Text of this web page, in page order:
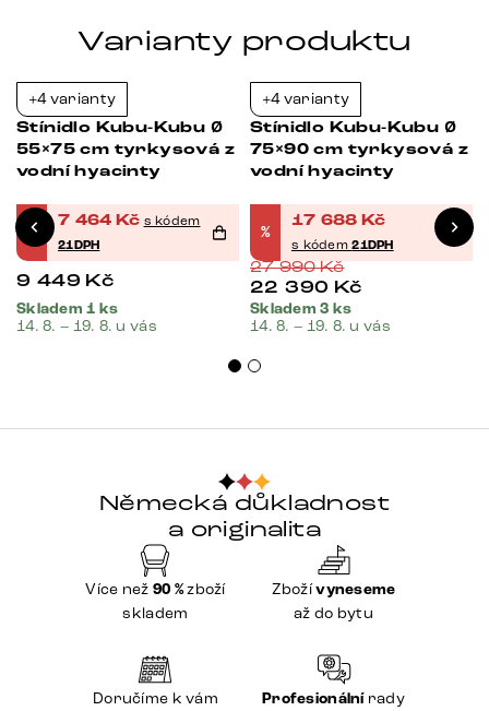
Varianty produktu
+4 varianty
Stínidlo Kubu-Kubu Ø
55×75 cm tyrkysová z
vodní hyacinty
%
7 464 Kč s kódem
21DPH
9 449 Kč
Skladem 1 ks
14. 8. – 19. 8. u vás
+4 varianty
Stínidlo Kubu-Kubu Ø
75×90 cm tyrkysová z
vodní hyacinty
%
17 688 Kč
s kódem21DPH
27 990Kč
22 390 Kč
Skladem 3 ks
14. 8. – 19. 8. u vás
Německá důkladnost
a originalita
Více než 90 %zboží
skladem
Zbožívyneseme
až do bytu
Doručíme k vám
Profesionálnírady